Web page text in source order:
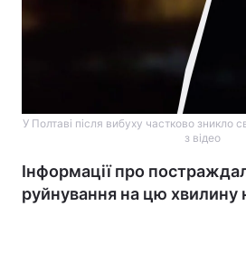
У Полтаві після вибуху частково зникло
з відео
Інформації про
руйнування на цю хвилину